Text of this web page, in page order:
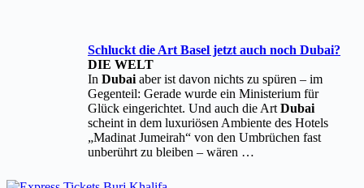
Schluckt die Art Basel jetzt auch noch Dubai?
DIE WELT
In Dubai aber ist davon nichts zu spüren – im
Gegenteil: Gerade wurde ein Ministerium für
Glück eingerichtet. Und auch die Art Dubai
scheint in dem luxuriösen Ambiente des Hotels
„Madinat Jumeirah“ von den Umbrüchen fast
unberührt zu bleiben – wären …